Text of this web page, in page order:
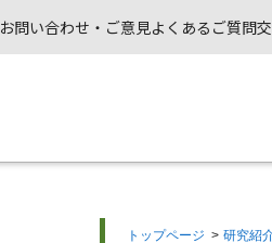
お問い合わせ・ご意見よくあるご質問
トップページ > 研究紹